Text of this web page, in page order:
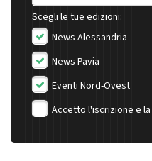
Scegli le tue edizioni:
News Alessandria
News Pavia
Eventi Nord-Ovest
Accetto l'iscrizione e la